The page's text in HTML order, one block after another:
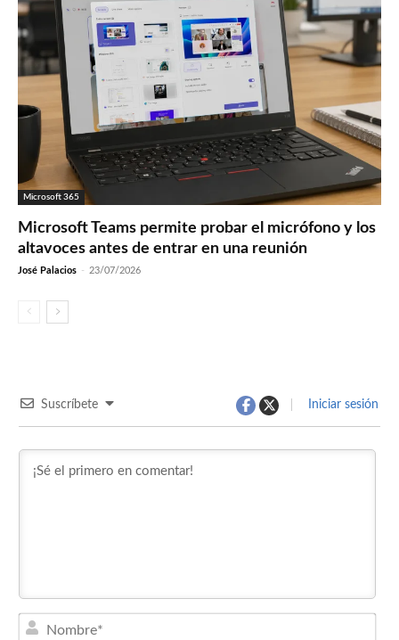
Microsoft 365
Microsoft Teams permite probar el micrófono y los
altavoces antes de entrar en una reunión
José Palacios - 23/07/2026
Suscríbete Iniciar sesión